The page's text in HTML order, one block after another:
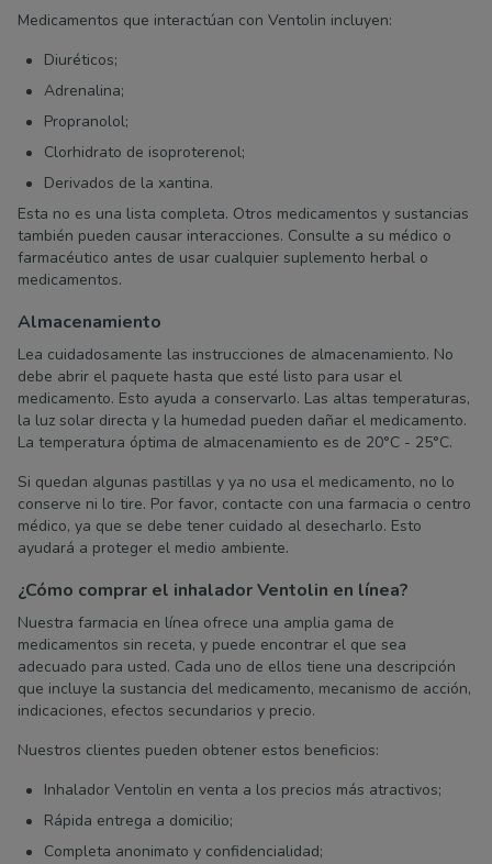
Medicamentos que interactúan con Ventolin incluyen:
Diuréticos;
Adrenalina;
Propranolol;
Clorhidrato de isoproterenol;
Derivados de la xantina.
Esta no es una lista completa. Otros medicamentos y sustancias
también pueden causar interacciones. Consulte a su médico o
farmacéutico antes de usar cualquier suplemento herbal o
medicamentos.
Almacenamiento
Lea cuidadosamente las instrucciones de almacenamiento. No
debe abrir el paquete hasta que esté listo para usar el
medicamento. Esto ayuda a conservarlo. Las altas temperaturas,
la luz solar directa y la humedad pueden dañar el medicamento.
La temperatura óptima de almacenamiento es de 20°C - 25°C.
Si quedan algunas pastillas y ya no usa el medicamento, no lo
conserve ni lo tire. Por favor, contacte con una farmacia o centro
médico, ya que se debe tener cuidado al desecharlo. Esto
ayudará a proteger el medio ambiente.
¿Cómo comprar el inhalador Ventolin en línea?
Nuestra farmacia en línea ofrece una amplia gama de
medicamentos sin receta, y puede encontrar el que sea
adecuado para usted. Cada uno de ellos tiene una descripción
que incluye la sustancia del medicamento, mecanismo de acción,
indicaciones, efectos secundarios y precio.
Nuestros clientes pueden obtener estos beneficios:
Inhalador Ventolin en venta a los precios más atractivos;
Rápida entrega a domicilio;
Completa anonimato y confidencialidad;